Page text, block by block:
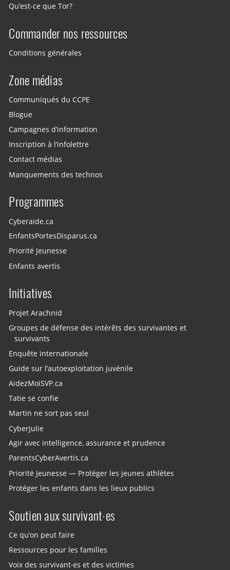
Qu’est-ce que Tor?
Commander nos ressources
Conditions générales
Zone médias
Communiqués du CCPE
Blogue
Campagnes d’information
Inscription à l’infolettre
Contact médias
Manquements des technos
Programmes
Cyberaide.ca
EnfantsPortesDisparus.ca
Priorité Jeunesse
Enfants avertis
Initiatives
Projet Arachnid
Groupes de défense des intérêts des survivantes et
survivants
Enquête internationale
Guide sur l’autoexploitation juvénile
AidezMoiSVP.ca
Tatie se confie
Martin ne sort pas seul
CyberJulie
Agir avec intelligence, assurance et prudence
ParentsCyberAvertis.ca
Priorité Jeunesse — Protéger les jeunes athlètes
Protéger les enfants dans les lieux publics
Soutien aux survivant·es
Ce qu’on peut faire
Ressources pour les familles
Voix des survivant·es et des victimes